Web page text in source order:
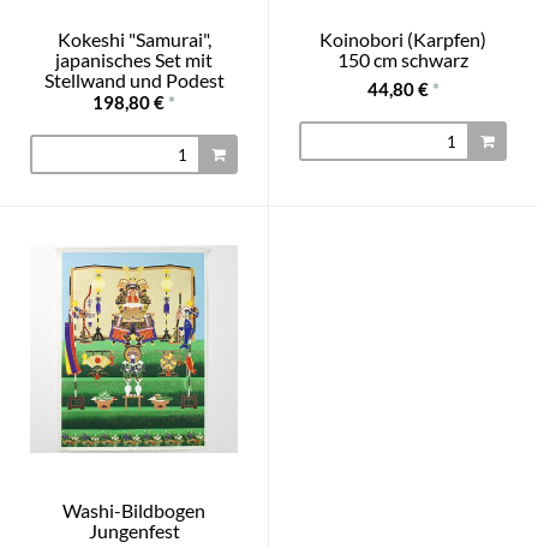
Kokeshi "Samurai",
japanisches Set mit
Stellwand und Podest
198,80 € *
Koinobori (Karpfen)
150 cm schwarz
44,80 € *
Washi-Bildbogen
Jungenfest